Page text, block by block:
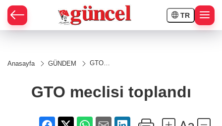
TR
Anasayfa GÜNDEM
GTO
GTO meclisi toplandı